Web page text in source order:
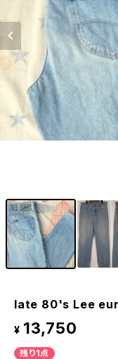
late 80's Lee
¥ 13,750
残り1点